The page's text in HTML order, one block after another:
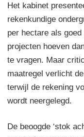
Het kabinet
rekenkundige
per hectare als
projecten hoeven
te vragen. Maar
maatregel verlicht
terwijl de rekening
wordt neergelegd.
De beoogde ‘stok